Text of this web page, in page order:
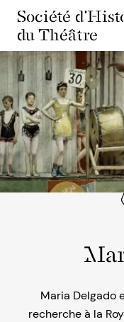
Société
du Théâtre
Maria Delgado
recherche à la